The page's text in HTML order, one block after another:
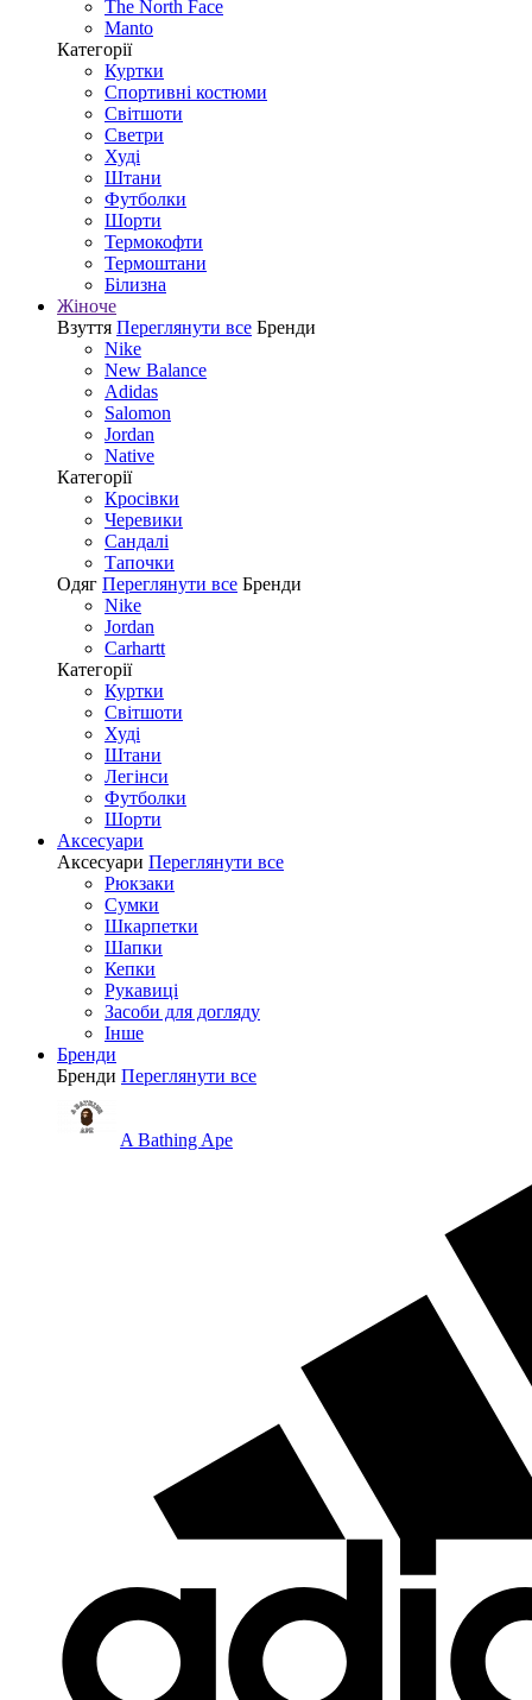
The North Face
Manto
Категорії
Куртки
Спортивні костюми
Світшоти
Светри
Худі
Штани
Футболки
Шорти
Термокофти
Термоштани
Білизна
Жіноче
Взуття Переглянути все Бренди
Nike
New Balance
Adidas
Salomon
Jordan
Native
Категорії
Кросівки
Черевики
Сандалі
Tапочки
Одяг Переглянути все Бренди
Nike
Jordan
Carhartt
Категорії
Куртки
Світшоти
Худі
Штани
Легінси
Футболки
Шорти
Аксесуари
Аксесуари Переглянути все
Рюкзаки
Сумки
Шкарпетки
Шапки
Кепки
Рукавиці
Засоби для догляду
Інше
Бренди
Бренди Переглянути все
A Bathing Ape